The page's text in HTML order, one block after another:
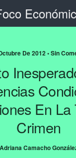
De 2012 • Sin
En La
Crimen
Adriana Camacho